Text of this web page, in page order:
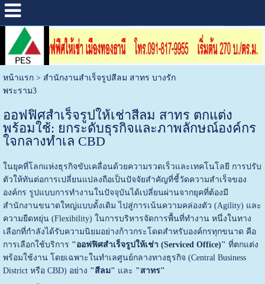
หน้าแรก> สำนักงานสำเร็จรูปสีลม สาทร บางรัก
พระราม3
ออฟฟิศสำเร็จรูปให้เช่าสีลม สาทร ตกแต่ง
พร้อมใช้: ยกระดับธุรกิจและภาพลักษณ์องค์กร
ใจกลางทำเล CBD
ในยุคที่โลกแห่งธุรกิจขับเคลื่อนด้วยความรวดเร็วและเทคโนโลยี การปรับ
ตัวให้ทันต่อการเปลี่ยนแปลงถือเป็นปัจจัยสำคัญที่ชี้วัดความสำเร็จของ
องค์กร รูปแบบการทำงานในปัจจุบันได้เปลี่ยนผ่านจากยุคที่ต้องมี
สำนักงานขนาดใหญ่แบบดั้งเดิม ไปสู่การเน้นความคล่องตัว (Agility) และ
ความยืดหยุ่น (Flexibility) ในการบริหารจัดการพื้นที่ทำงาน หนึ่งในทาง
เลือกที่กำลังได้รับความนิยมอย่างก้าวกระโดดสำหรับองค์กรทุกขนาด คือ
การเลือกใช้บริการ "ออฟฟิศสำเร็จรูปให้เช่า (Serviced Office)" ที่ตกแต่ง
พร้อมใช้งาน โดยเฉพาะในทำเลศูนย์กลางทางธุรกิจ (Central Business
District หรือ CBD) อย่าง "สีลม" และ "สาทร"